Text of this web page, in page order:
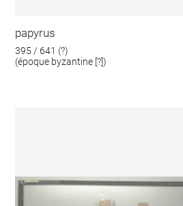
papyrus
395 / 641 (?)
(époque byzantine [?])